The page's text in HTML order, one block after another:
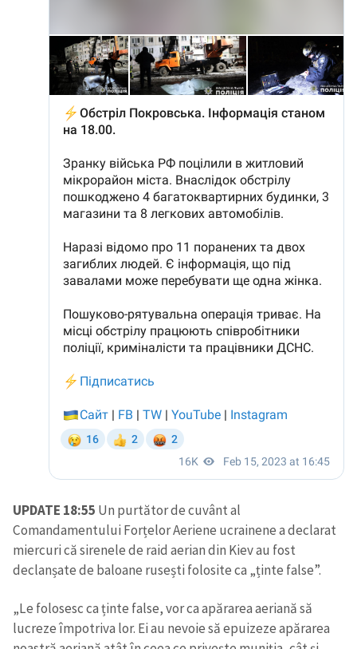
UPDATE 18:55 Un purtător de cuvânt al
Comandamentului Forțelor Aeriene ucrainene a declarat
miercuri că sirenele de raid aerian din Kiev au fost
declanșate de baloane rusești folosite ca „ținte false”.
„Le folosesc ca ținte false, vor ca apărarea aeriană să
lucreze împotriva lor. Ei au nevoie să epuizeze apărarea